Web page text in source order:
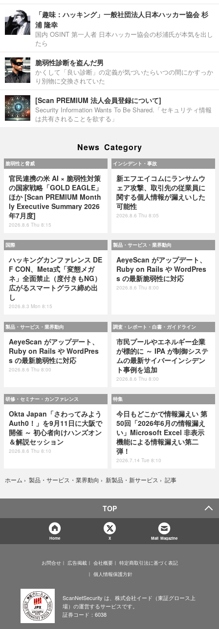
「趣味：ハッキング」一般社団法人日本ハッカー協会 杉
浦 隆幸
国内 OSINT 第一人者 日本ハッカー協会の杉浦氏が本気を出し
たら
脆弱性診断を盗んだ男
かくして「良い診断」の定義が気づいたらいつの間にかすっか
り別物に交換されていた
[Scan PREMIUM 法人会員登録について]
Security Information Wants To Be Shared.「セキュリティ情報
は共有されることを欲する」
News Category
脆弱性と脅威
官民連携の米 AI × 脆弱性対策
の国家戦略「GOLD EAGLE」
ほか [Scan PREMIUM Month
ly Executive Summary 2026
年7月度]
2026.8.6 Thu 8:15
インシデント・事故
新エフエイコムにランサムウ
ェア攻撃、取引先の従業員に
関する個人情報が漏えいした
可能性
2026.8.6 Thu 8:05
国際
ハッキングカンファレンス DE
F CON、Meta式「変態メガ
ネ」全面禁止（度付きもNG）
広がるスマートグラス締め出
し
2026.8.3 Mon 8:15
製品・サービス・業界動向
AeyeScan がアップデート、
Ruby on Rails や WordPres
s の最新脆弱性に対応
2026.8.6 Thu 8:00
製品・サービス・業界動向
AeyeScan がアップデート、
Ruby on Rails や WordPres
s の最新脆弱性に対応
2026.8.6 Thu 8:00
調査・レポート・白書・ガイドライン
市民プールやエネルギー企業
が標的に ～ IPA が制御システ
ムの最新サイバーインシデン
ト事例を追加
2026.8.6 Thu 8:00
研修・セミナー・カンファレンス
Okta Japan「さわってみよう
Auth0！」を9月11日に大阪で
開催 ～ 初心者向けハンズオン
＆解説セッション
2026.8.6 Thu 8:10
特集
今日もどこかで情報漏えい 第
50回「2026年6月の情報漏え
い」Microsoft Excel 非表示
機能による情報漏えい第二
弾！
2026.7.14 Tue 8:10
ホーム › 製品・サービス・業界動向 › 新製品・新サービス › 記事
TOP
Home X Mail Magazine
お問合せ 広告掲載 会社概要
特定商取引法に基づく表記
個人情報保護方針
ScanNetSecurity は、株式会社イード（東証グロース上
場）の運営するサービスです。
証券コード：6038